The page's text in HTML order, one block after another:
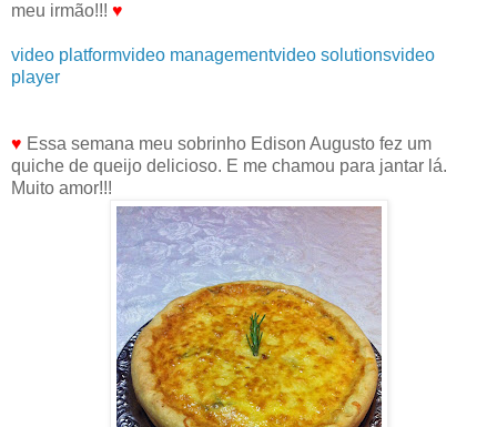
meu irmão!!! ♥
video platformvideo managementvideo solutionsvideo
player
♥ Essa semana meu sobrinho Edison Augusto fez um
quiche de queijo delicioso. E me chamou para jantar lá.
Muito amor!!!